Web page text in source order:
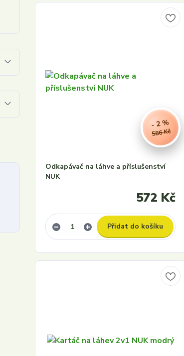
586 Kč
- 2 %
Odkapávač na láhve a příslušenství
NUK
572 Kč
Přidat do košíku